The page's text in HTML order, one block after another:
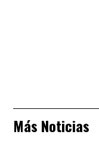
Más Noticias